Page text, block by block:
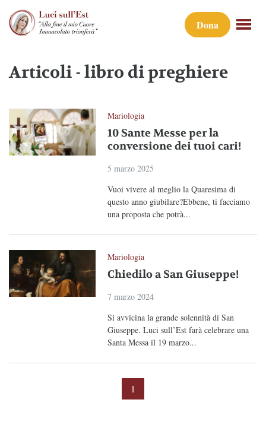
Dona
Articoli - libro di preghiere
Mariologia
10 Sante Messe per la
conversione dei tuoi cari!
5 marzo 2025
Vuoi vivere al meglio la Quaresima di
questo anno giubilare?Ebbene, ti facciamo
una proposta che potrà...
Mariologia
Chiedilo a San Giuseppe!
7 marzo 2024
Si avvicina la grande solennità di San
Giuseppe. Luci sull’Est farà celebrare una
Santa Messa il 19 marzo...
1